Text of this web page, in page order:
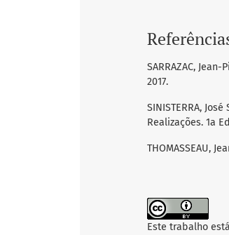
SARRAZAC,
2017.
SINISTERRA,
Realizações. 1a
THOMASSEAU,
Este trabalho